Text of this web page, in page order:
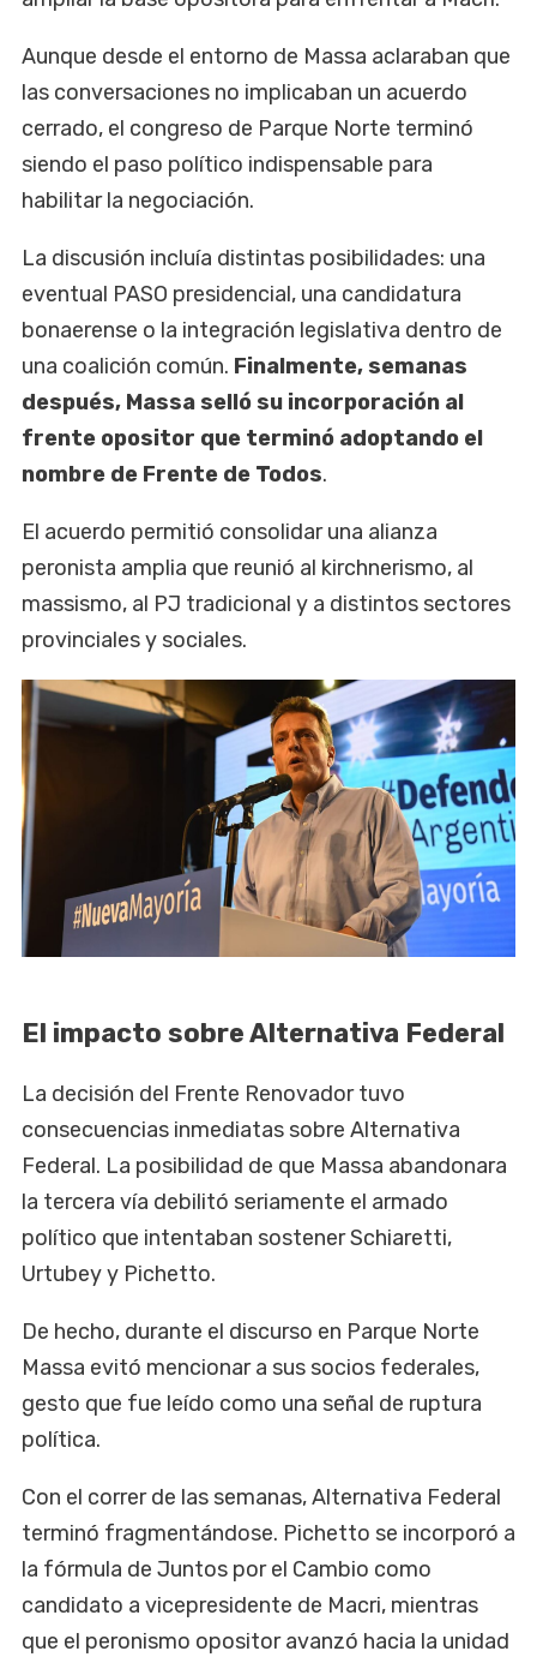
Aunque desde el entorno de Massa aclaraban que
las conversaciones no implicaban un acuerdo
cerrado, el congreso de Parque Norte terminó
siendo el paso político indispensable para
habilitar la negociación.
La discusión incluía distintas posibilidades: una
eventual PASO presidencial, una candidatura
bonaerense o la integración legislativa dentro de
una coalición común. Finalmente, semanas
después, Massa selló su incorporación al
frente opositor que terminó adoptando el
nombre de Frente de Todos.
El acuerdo permitió consolidar una alianza
peronista amplia que reunió al kirchnerismo, al
massismo, al PJ tradicional y a distintos sectores
provinciales y sociales.
El impacto sobre Alternativa Federal
La decisión del Frente Renovador tuvo
consecuencias inmediatas sobre Alternativa
Federal. La posibilidad de que Massa abandonara
la tercera vía debilitó seriamente el armado
político que intentaban sostener Schiaretti,
Urtubey y Pichetto.
De hecho, durante el discurso en Parque Norte
Massa evitó mencionar a sus socios federales,
gesto que fue leído como una señal de ruptura
política.
Con el correr de las semanas, Alternativa Federal
terminó fragmentándose. Pichetto se incorporó a
la fórmula de Juntos por el Cambio como
candidato a vicepresidente de Macri, mientras
que el peronismo opositor avanzó hacia la unidad